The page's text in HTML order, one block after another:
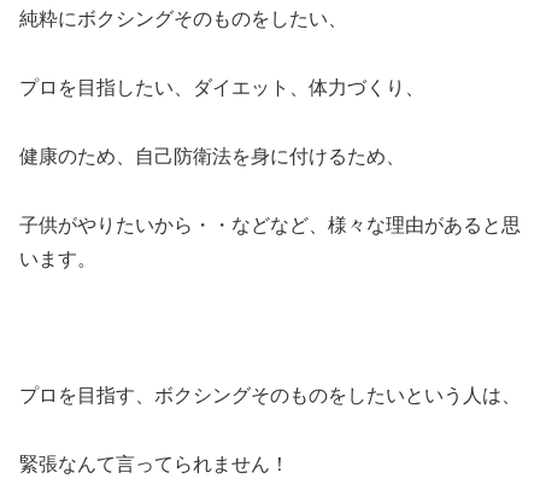
純粋にボクシングそのものをしたい、
プロを目指したい、ダイエット、体力づくり、
健康のため、自己防衛法を身に付けるため、
子供がやりたいから・・などなど、様々な理由があると思
います。
プロを目指す、ボクシングそのものをしたいという人は、
緊張なんて言ってられません！